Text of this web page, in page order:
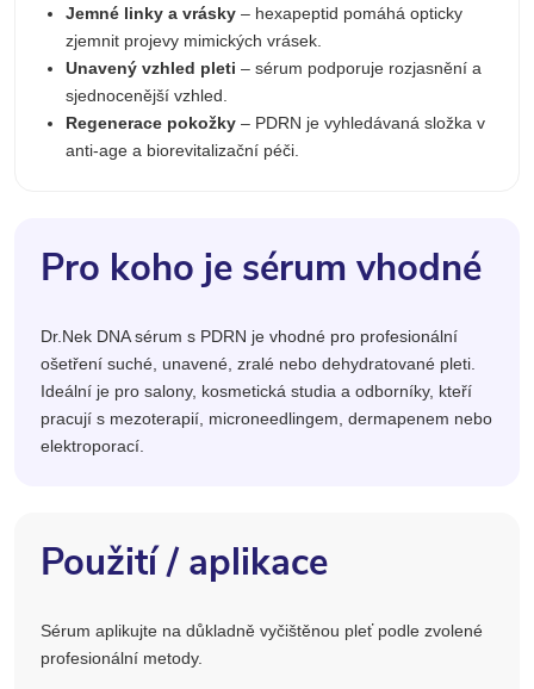
Jemné linky a vrásky – hexapeptid pomáhá opticky
zjemnit projevy mimických vrásek.
Unavený vzhled pleti – sérum podporuje rozjasnění a
sjednocenější vzhled.
Regenerace pokožky – PDRN je vyhledávaná složka v
anti-age a biorevitalizační péči.
Pro koho je sérum vhodné
Dr.Nek DNA sérum s PDRN je vhodné pro profesionální
ošetření suché, unavené, zralé nebo dehydratované pleti.
Ideální je pro salony, kosmetická studia a odborníky, kteří
pracují s mezoterapií, microneedlingem, dermapenem nebo
elektroporací.
Použití / aplikace
Sérum aplikujte na důkladně vyčištěnou pleť podle zvolené
profesionální metody.